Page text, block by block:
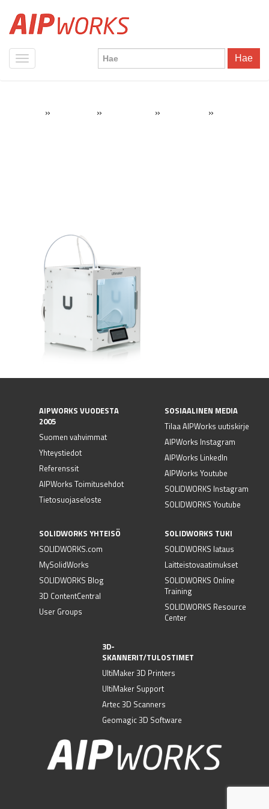
Hae
» » » »
AIPWORKS VUODESTA
2005
Suomen vahvimmat
Yhteystiedot
Referenssit
AIPWorks Toimitusehdot
Tietosuojaseloste
SOSIAALINEN MEDIA
Tilaa AIPWorks uutiskirje
AIPWorks Instagram
AIPWorks LinkedIn
AIPWorks Youtube
SOLIDWORKS Instagram
SOLIDWORKS Youtube
SOLIDWORKS YHTEISÖ
SOLIDWORKS.com
MySolidWorks
SOLIDWORKS Blog
3D ContentCentral
User Groups
SOLIDWORKS TUKI
SOLIDWORKS lataus
Laitteistovaatimukset
SOLIDWORKS Online
Training
SOLIDWORKS Resource
Center
3D-
SKANNERIT/TULOSTIMET
UltiMaker 3D Printers
UltiMaker Support
Artec 3D Scanners
Geomagic 3D Software